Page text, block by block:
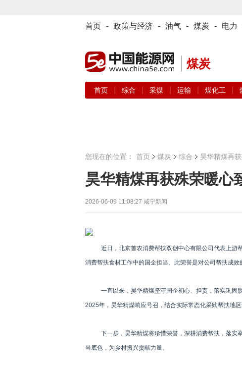
首页 - 政策与经济 - 油气 - 煤炭 - 电力
煤炭
首页 综合 采煤 运输 煤化工
您现在的位置： 首页 煤炭 综合 昊华精煤再
昊华精煤再获殊荣暖心
2026-06-09 11:08:27 咸宁新闻
近日，北京首农消费帮扶双创中心有限公司代表上
消费帮扶食材工作中的国企担当。此荣誉是对公司帮扶成
一直以来，昊华精煤坚守国企初心、担责，落实巩固
2025年，昊华精煤响应号召，结合实际常态化采购帮扶地
下一步，昊华精煤将珍惜荣誉，深耕消费帮扶，落实
当底色，为乡村振兴贡献力量。